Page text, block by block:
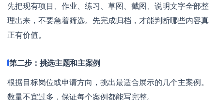
先把现有项目、作业、练习、草图、截图、说明文字全部整
理出来，不要急着筛选。先完成归档，才能判断哪些内容真
正有价值。
第二步：挑选主题和主案例
根据目标岗位或申请方向，挑出最适合展示的几个主案例。
数量不宜过多，保证每个案例都能写完整。